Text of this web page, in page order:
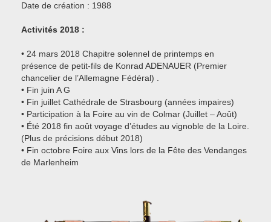
Date de création : 1988
Activités 2018 :
• 24 mars 2018 Chapitre solennel de printemps en
présence de petit-fils de Konrad ADENAUER (Premier
chancelier de l’Allemagne Fédéral) .
• Fin juin A G
• Fin juillet Cathédrale de Strasbourg (années impaires)
• Participation à la Foire au vin de Colmar (Juillet – Août)
• Été 2018 fin août voyage d’études au vignoble de la Loire.
(Plus de précisions début 2018)
• Fin octobre Foire aux Vins lors de la Fête des Vendanges
de Marlenheim